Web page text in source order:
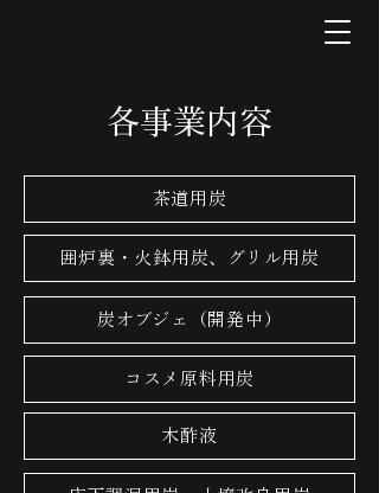
各事業内容
茶道用炭
囲炉裏・火鉢用炭、グリル用炭
炭オブジェ（開発中）
コスメ原料用炭
木酢液